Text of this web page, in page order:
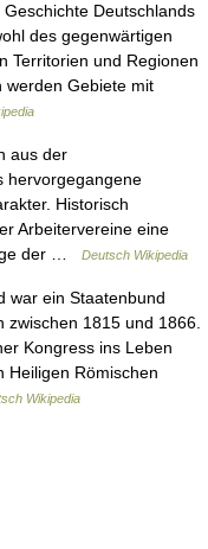
Deutschlands
des gegenwärtigen
Territorien und Regionen
werden Gebiete mit
aus der
hervorgegangene
Historisch
Arbeitervereine eine
der …
Deutsch Wikipedia
war ein Staatenbund
1815 und 1866.
Kongress ins Leben
Heiligen Römischen
Wikipedia